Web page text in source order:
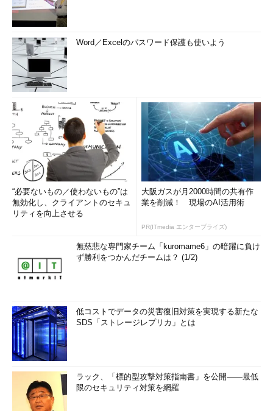
Word／Excelのパスワード保護も使いよう
“必要ないもの／使わないもの”は
無効化し、クライアントのセキュ
リティを向上させる
大阪ガスが月2000時間の共有作
業を削減！ 現場のAI活用術
PR(ITmedia エンタープライズ)
無慈悲な専門家チーム「kuromame6」の暗躍に負け
ず勝利をつかんだチームは？ (1/2)
低コストでデータの災害復旧対策を実現する新たな
SDS「ストレージレプリカ」とは
ラック、「標的型攻撃対策指南書」を公開――最低
限のセキュリティ対策を網羅